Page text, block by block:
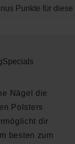
Punkte für
Specials
Nägel die
Polsters
dir
besten zum